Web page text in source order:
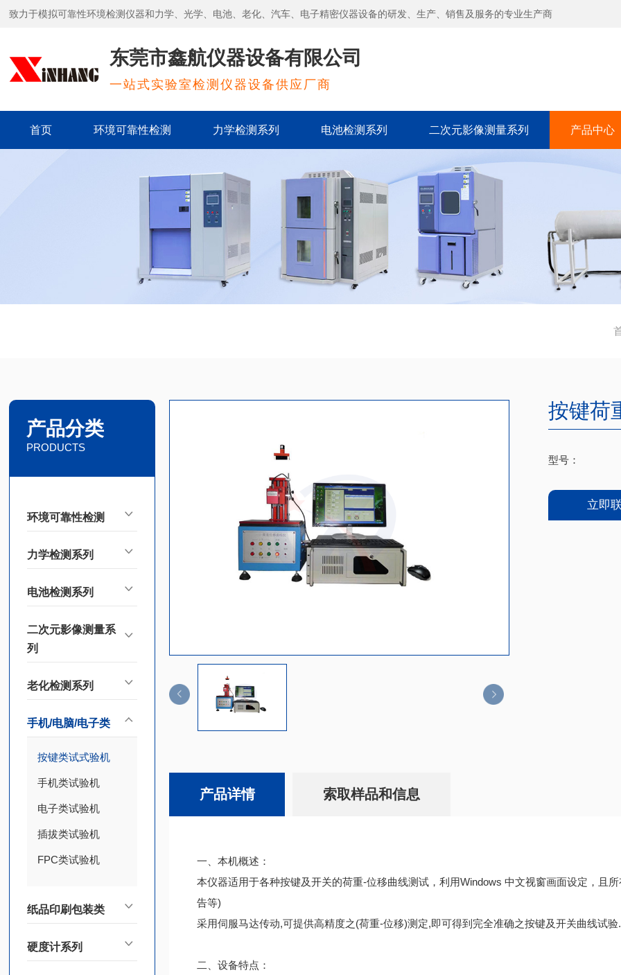
致力于模拟可靠性环境检测仪器和力学、光学、电池、老化、汽车、电子精密仪器设备的研发、生产、销售及服务的专业生产商
东莞市鑫航仪器设备有限公司
一站式实验室检测仪器设备供应厂商
首页 环境可靠性检测 力学检测系列 电池检测系列 二次元影像测量系列 产品中心
产品分类
PRODUCTS
环境可靠性检测
力学检测系列
电池检测系列
二次元影像测量系
列
老化检测系列
手机/电脑/电子类
按键类试式验机
手机类试验机
电子类试验机
插拔类试验机
FPC类试验机
纸品印刷包装类
硬度计系列
按键荷
型号：
立即
产品详情 索取样品和信息
一、本机概述：
本仪器适用于各种按键及开关的荷重-位移曲线测试，利用Windows 中文视窗画面设定，且
告等)
采用伺服马达传动,可提供高精度之(荷重-位移)测定,即可得到完全准确之按键及开关曲线试验.
二、设备特点：